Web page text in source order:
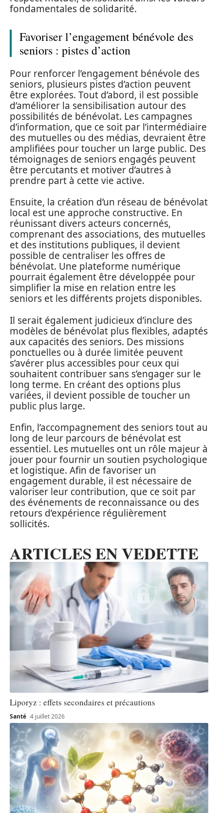
fondamentales de solidarité.
Favoriser l’engagement bénévole des
seniors : pistes d’action
Pour renforcer l’engagement bénévole des
seniors, plusieurs pistes d’action peuvent
être explorées. Tout d’abord, il est possible
d’améliorer la sensibilisation autour des
possibilités de bénévolat. Les campagnes
d’information, que ce soit par l’intermédiaire
des mutuelles ou des médias, devraient être
amplifiées pour toucher un large public. Des
témoignages de seniors engagés peuvent
être percutants et motiver d’autres à
prendre part à cette vie active.
Ensuite, la création d’un réseau de bénévolat
local est une approche constructive. En
réunissant divers acteurs concernés,
comprenant des associations, des mutuelles
et des institutions publiques, il devient
possible de centraliser les offres de
bénévolat. Une plateforme numérique
pourrait également être développée pour
simplifier la mise en relation entre les
seniors et les différents projets disponibles.
Il serait également judicieux d’inclure des
modèles de bénévolat plus flexibles, adaptés
aux capacités des seniors. Des missions
ponctuelles ou à durée limitée peuvent
s’avérer plus accessibles pour ceux qui
souhaitent contribuer sans s’engager sur le
long terme. En créant des options plus
variées, il devient possible de toucher un
public plus large.
Enfin, l’accompagnement des seniors tout au
long de leur parcours de bénévolat est
essentiel. Les mutuelles ont un rôle majeur à
jouer pour fournir un soutien psychologique
et logistique. Afin de favoriser un
engagement durable, il est nécessaire de
valoriser leur contribution, que ce soit par
des événements de reconnaissance ou des
retours d’expérience régulièrement
sollicités.
ARTICLES EN VEDETTE
Liporyz : effets secondaires et précautions
Santé 4 juillet 2026